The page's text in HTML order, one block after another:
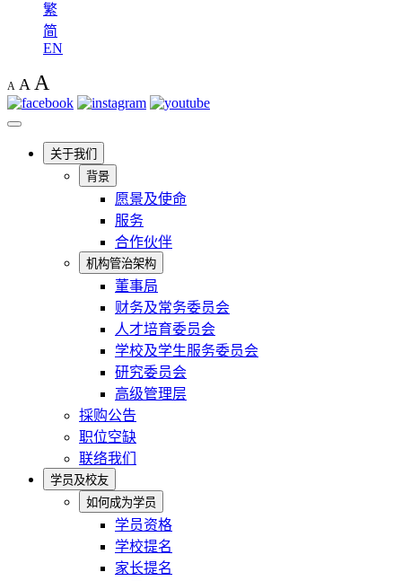
繁
简
EN
A A A
关于我们
背景
愿景及使命
服务
合作伙伴
机构管治架构
董事局
财务及常务委员会
人才培育委员会
学校及学生服务委员会
研究委员会
高级管理层
採购公告
职位空缺
联络我们
学员及校友
如何成为学员
学员资格
学校提名
家长提名